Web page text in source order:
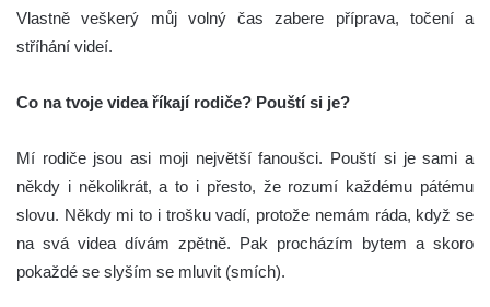
Vlastně veškerý můj volný čas zabere příprava, točení a
stříhání videí.
Co na tvoje videa říkají rodiče? Pouští si je?
Mí rodiče jsou asi moji největší fanoušci. Pouští si je sami a
někdy i několikrát, a to i přesto, že rozumí každému pátému
slovu. Někdy mi to i trošku vadí, protože nemám ráda, když se
na svá videa dívám zpětně. Pak procházím bytem a skoro
pokaždé se slyším se mluvit (smích).